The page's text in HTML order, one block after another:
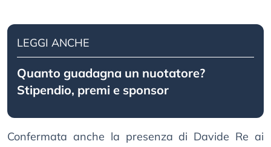
LEGGI ANCHE
Quanto guadagna un nuotatore?
Stipendio, premi e sponsor
Confermata anche la presenza di Davide Re ai